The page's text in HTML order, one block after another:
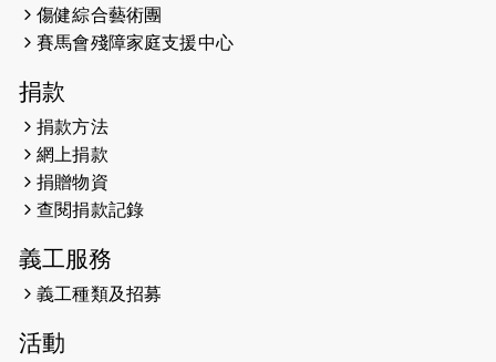
2026-05-07
開始）
2026-04-30
2026-04-25
2026-04-24
2026-04-23
2026-04-19
傷健綜合藝術團
賽馬會殘障家庭支援中心
捐款
捐款方法
網上捐款
捐贈物資
查閱捐款記錄
義工服務
義工種類及招募
活動